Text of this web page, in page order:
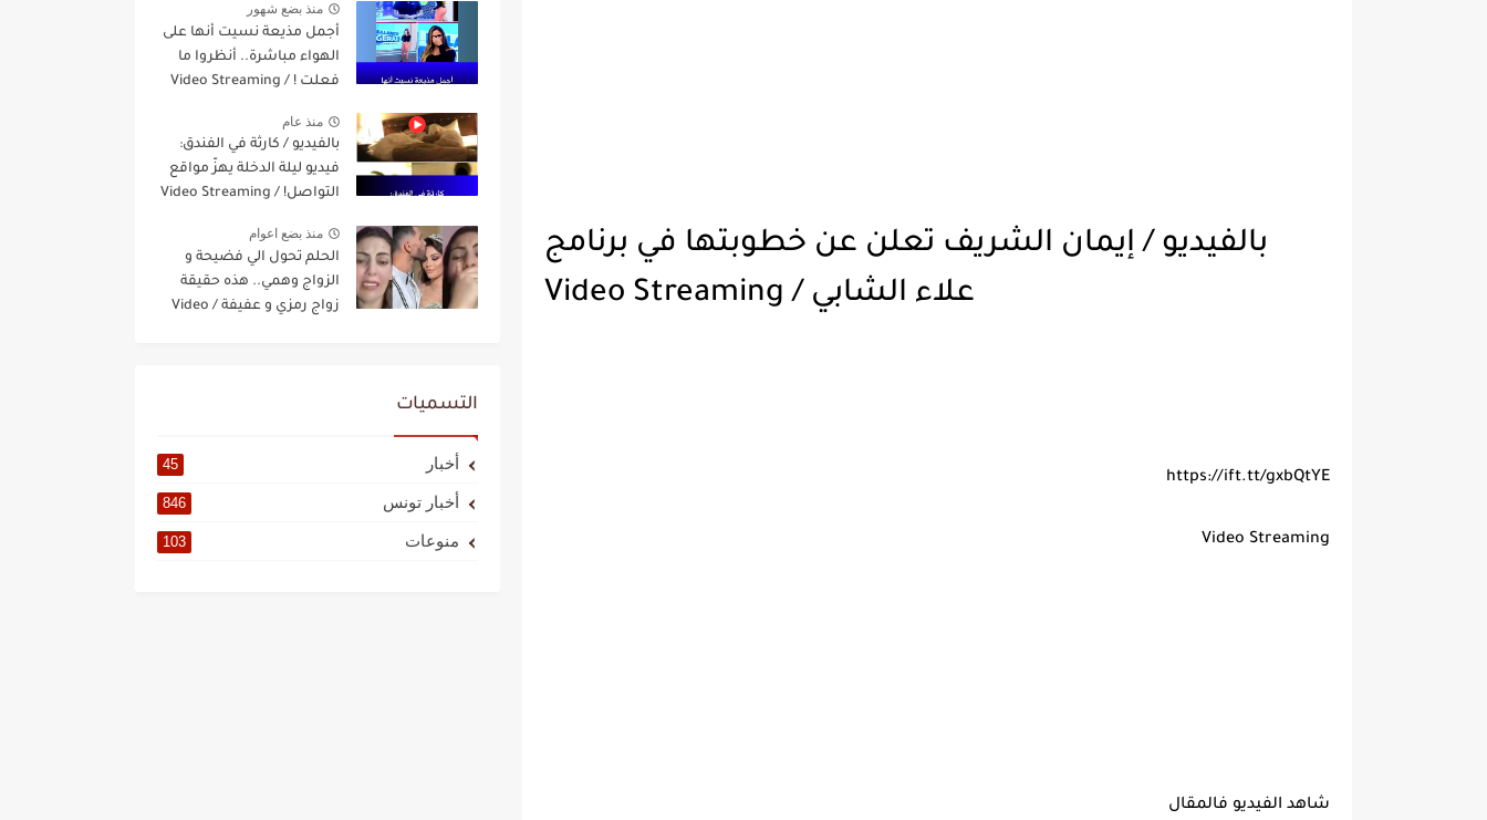
بالفيديو / إيمان الشريف تعلن عن خطوبتها في برنامج
علاء الشابي / Video Streaming
https://ift.tt/gxbQtYE
Video Streaming
شاهد الفيديو فالمقال
منذ بضع شهور
أجمل مذيعة نسيت أنها على
الهواء مباشرة.. أنظروا ما
فعلت ! / Video Streaming
منذ عام
بالفيديو / كارثة في الفندق:
فيديو ليلة الدخلة يهزّ مواقع
التواصل! / Video Streaming
منذ بضع اعوام
الحلم تحول الي فضيحة و
الزواج وهمي.. هذه حقيقة
زواج رمزي و عفيفة / Video
التسميات
أخبار 45
أخبار تونس 846
منوعات 103